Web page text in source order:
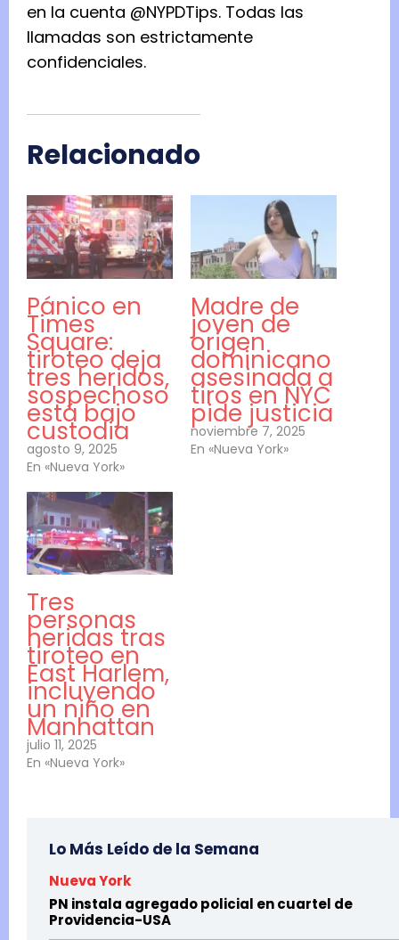
en la cuenta @NYPDTips. Todas las
llamadas son estrictamente
confidenciales.
Relacionado
Pánico en
Times
Square:
tiroteo deja
tres heridos,
sospechoso
está bajo
custodia
agosto 9, 2025
En «Nueva York»
Madre de
joven de
origen
dominicano
asesinada a
tiros en NYC
pide justicia
noviembre 7, 2025
En «Nueva York»
Tres
personas
heridas tras
tiroteo en
East Harlem,
incluyendo
un niño en
Manhattan
julio 11, 2025
En «Nueva York»
Lo Más Leído de la Semana
Nueva York
PN instala agregado policial en cuartel de
Providencia-USA